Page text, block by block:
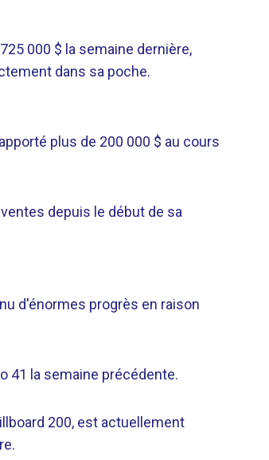
000 $ la semaine dernière,
dans sa poche.
plus de 200 000 $ au cours
depuis le début de sa
d'énormes progrès en raison
41 la semaine précédente.
200, est actuellement